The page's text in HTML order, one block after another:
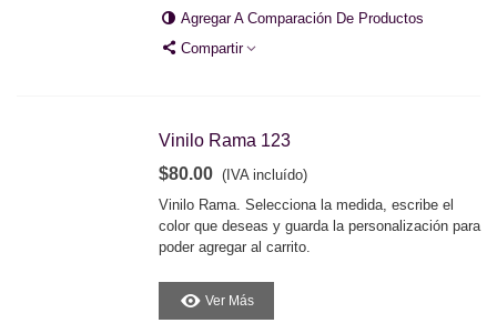
Agregar A Comparación De Productos
Compartir
Vinilo Rama 123
$80.00 (IVA incluído)
Vinilo Rama. Selecciona la medida, escribe el
color que deseas y guarda la personalización para
poder agregar al carrito.
Ver Más